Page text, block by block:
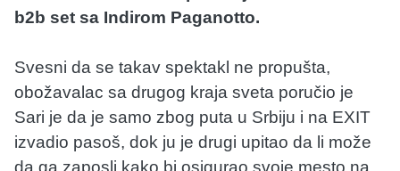
b2b set sa Indirom Paganotto.
Svesni da se takav spektakl ne propušta,
obožavalac sa drugog kraja sveta poručio je
Sari je da je samo zbog puta u Srbiju i na EXIT
izvadio pasoš, dok ju je drugi upitao da li može
da ga zaposli kako bi osigurao svoje mesto na